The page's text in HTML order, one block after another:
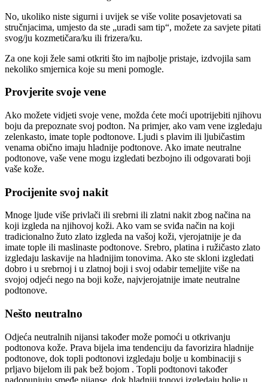
No, ukoliko niste sigurni i uvijek se više volite posavjetovati sa
stručnjacima, umjesto da ste „uradi sam tip“, možete za savjete pitati
svog/ju kozmetičara/ku ili frizera/ku.
Za one koji žele sami otkriti što im najbolje pristaje, izdvojila sam
nekoliko smjernica koje su meni pomogle.
Provjerite svoje vene
Ako možete vidjeti svoje vene, možda ćete moći upotrijebiti njihovu
boju da prepoznate svoj podton. Na primjer, ako vam vene izgledaju
zelenkasto, imate tople podtonove. Ljudi s plavim ili ljubičastim
venama obično imaju hladnije podtonove. Ako imate neutralne
podtonove, vaše vene mogu izgledati bezbojno ili odgovarati boji
vaše kože.
Procijenite svoj nakit
Mnoge ljude više privlači ili srebrni ili zlatni nakit zbog načina na
koji izgleda na njihovoj koži. Ako vam se sviđa način na koji
tradicionalno žuto zlato izgleda na vašoj koži, vjerojatnije je da
imate tople ili maslinaste podtonove. Srebro, platina i ružičasto zlato
izgledaju laskavije na hladnijim tonovima. Ako ste skloni izgledati
dobro i u srebrnoj i u zlatnoj boji i svoj odabir temeljite više na
svojoj odjeći nego na boji kože, najvjerojatnije imate neutralne
podtonove.
Nešto neutralno
Odjeća neutralnih nijansi također može pomoći u otkrivanju
podtonova kože. Prava bijela ima tendenciju da favorizira hladnije
podtonove, dok topli podtonovi izgledaju bolje u kombinaciji s
prljavo bijelom ili pak bež bojom . Topli podtonovi također
nadopunjuju smeđe nijanse, dok hladniji tonovi izgledaju bolje u